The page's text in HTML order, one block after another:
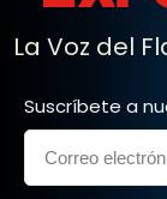
La Voz del
Suscríbete a